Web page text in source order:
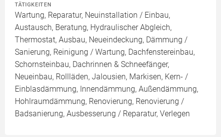
TÄTIGKEITEN
Wartung, Reparatur, Neuinstallation / Einbau,
Austausch, Beratung, Hydraulischer Abgleich,
Thermostat, Ausbau, Neueindeckung, Dämmung /
Sanierung, Reinigung / Wartung, Dachfenstereinbau,
Schornsteinbau, Dachrinnen & Schneefänger,
Neueinbau, Rollläden, Jalousien, Markisen, Kern- /
Einblasdämmung, Innendämmung, Außendämmung,
Hohlraumdämmung, Renovierung, Renovierung /
Badsanierung, Ausbesserung / Reparatur, Verlegen